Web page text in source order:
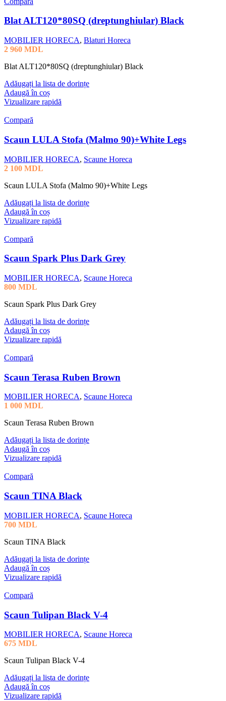
Blat ALT120*80SQ (dreptunghiular) Black
MOBILIER HORECA, Blaturi Horeca
2 960 MDL
Blat ALT120*80SQ (dreptunghiular) Black
Adăugați la lista de dorințe
Adaugă în coș
Vizualizare rapidă
Compară
Scaun LULA Stofa (Malmo 90)+White Legs
MOBILIER HORECA, Scaune Horeca
2 100 MDL
Scaun LULA Stofa (Malmo 90)+White Legs
Adăugați la lista de dorințe
Adaugă în coș
Vizualizare rapidă
Compară
Scaun Spark Plus Dark Grey
MOBILIER HORECA, Scaune Horeca
800 MDL
Scaun Spark Plus Dark Grey
Adăugați la lista de dorințe
Adaugă în coș
Vizualizare rapidă
Compară
Scaun Terasa Ruben Brown
MOBILIER HORECA, Scaune Horeca
1 000 MDL
Scaun Terasa Ruben Brown
Adăugați la lista de dorințe
Adaugă în coș
Vizualizare rapidă
Compară
Scaun TINA Black
MOBILIER HORECA, Scaune Horeca
700 MDL
Scaun TINA Black
Adăugați la lista de dorințe
Adaugă în coș
Vizualizare rapidă
Compară
Scaun Tulipan Black V-4
MOBILIER HORECA, Scaune Horeca
675 MDL
Scaun Tulipan Black V-4
Adăugați la lista de dorințe
Adaugă în coș
Vizualizare rapidă